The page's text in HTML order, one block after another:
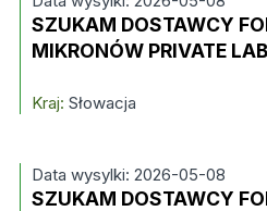
SZUKAM DOSTAWCY
MIKRONÓW PRIVATE
Kraj: Słowacja
Data wysylki: 2026-05-08
SZUKAM DOSTAWCY